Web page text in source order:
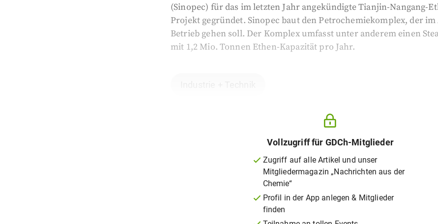
(Sinopec) für das im letzten Jahr angekündigte Tianjin-Nangang-
Projekt gegründet. Sinopec baut den Petrochemiekomplex, der im
Betrieb gehen soll. Der Komplex umfasst unter anderem einen
mit 1,2 Mio. Tonnen Ethen-Kapazität pro Jahr.
Vollzugriff für GDCh-Mitglieder
Zugriff auf alle Artikel und unser
Mitgliedermagazin „Nachrichten aus der
Chemie“
Profil in der App anlegen & Mitglieder
finden